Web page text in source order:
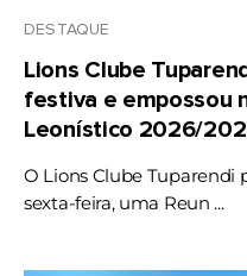
DESTAQUE
Lions Clube
festiva e empossou
Leonístico 2026/
O Lions Clube Tuparendi
sexta-feira, uma Reun ...